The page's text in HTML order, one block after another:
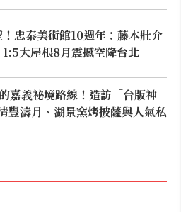
忠泰美術館10週年：藤本壯介
大屋根8月震撼空降台北
嘉義祕境路線！造訪「台版神
豐濤月、湖景窯烤披薩與人氣私